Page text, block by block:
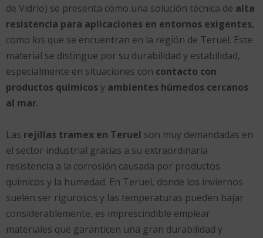
de Vidrio) se presenta como una solución técnica de alta
resistencia para aplicaciones en entornos exigentes,
como los que se encuentran en la región de Teruel. Este
material se distingue por su durabilidad y estabilidad,
especialmente en situaciones con contacto con
productos químicos y ambientes húmedos cercanos
al mar.
Las rejillas tramex en Teruel son muy demandadas en
el sector industrial gracias a su extraordinaria
resistencia a la corrosión causada por productos
químicos y la humedad. En Teruel, donde los inviernos
suelen ser rigurosos y las temperaturas pueden bajar
considerablemente, es imprescindible emplear
materiales que garanticen una gran durabilidad y